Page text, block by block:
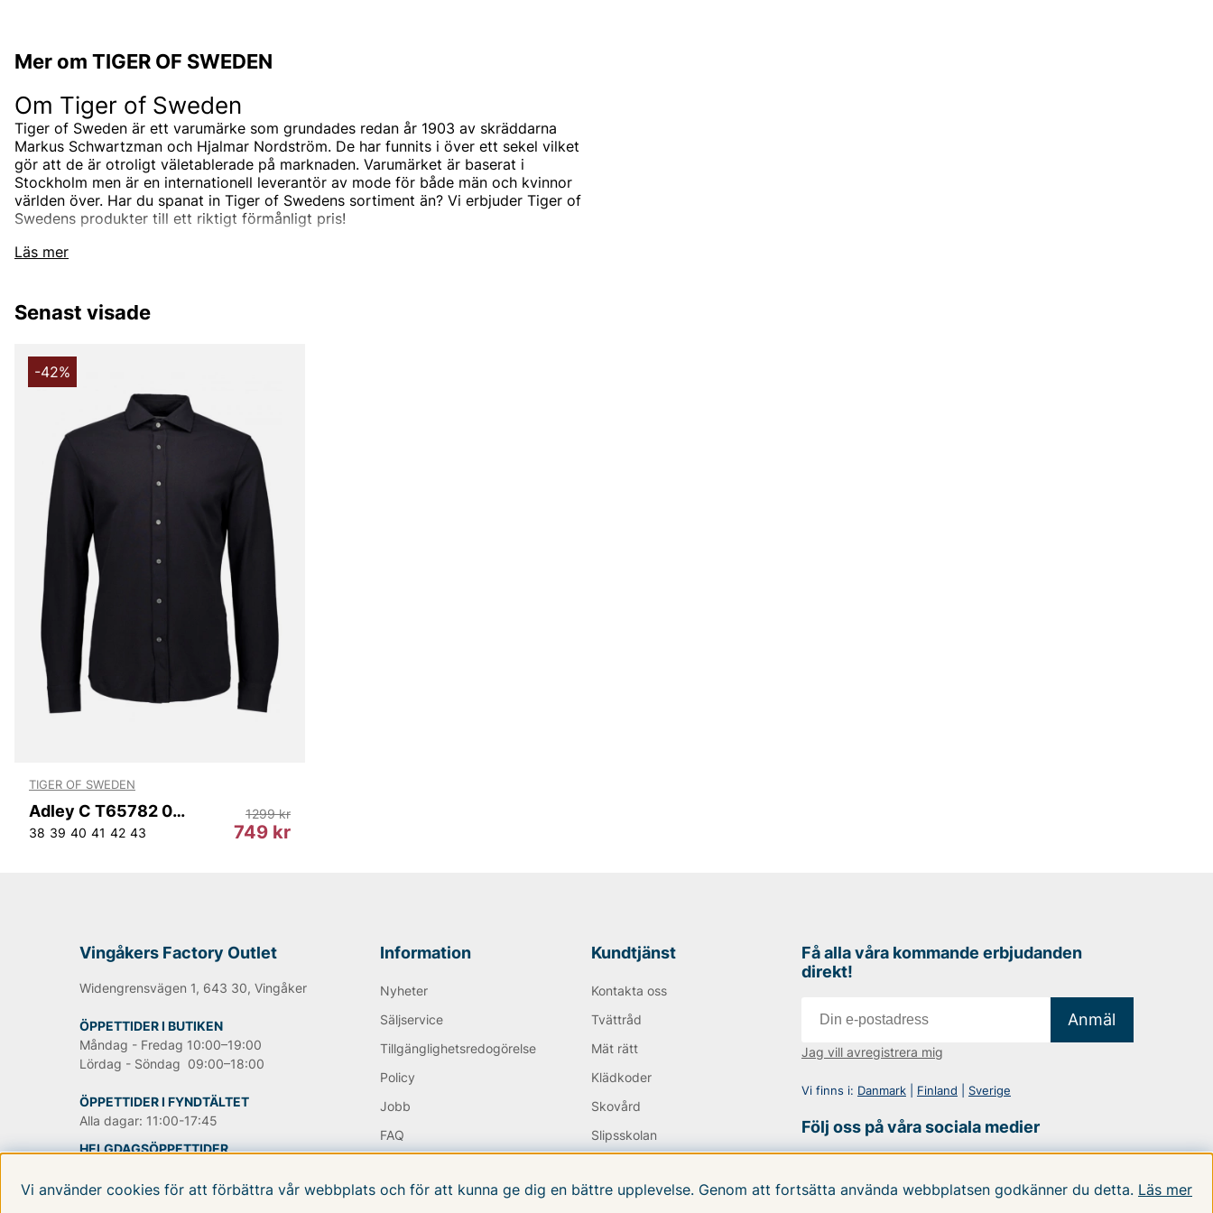
Mer om TIGER OF SWEDEN
Läs mer
Om Tiger of Sweden
Tiger of Sweden är ett varumärke som grundades redan år 1903 av skräddarna
Markus Schwartzman och Hjalmar Nordström. De har funnits i över ett sekel vilket
gör att de är otroligt väletablerade på marknaden. Varumärket är baserat i
Stockholm men är en internationell leverantör av mode för både män och kvinnor
världen över. Har du spanat in Tiger of Swedens sortiment än? Vi erbjuder Tiger of
Swedens produkter till ett riktigt förmånligt pris!
Tiger of Swedens sortiment
designas i den Stockholmsbaserade studion men de samarbetar också med de
Under åren har produktutbudet breddats och speciellt utbudet för män. Idag kan du
hitta både Tiger of Sweden herrskjortor och Tiger of Sweden herrtröjor. De
klassiska jackorna är också väldigt populära, speciellt Tiger of Swedens rockar för
herr och skinnjackor för herr.
Varumärket är också ett go-to-brand när man är ute efter kostymer eller kavajer,
både för dam och herr. Med sin minimalistiska design, exklusiva material och
perfekta passform kan du vara säker på att du får en kostym som är tidlös som du
kan använda i flera år framöver. En kostym behöver inte betyda jobb eller festlig
tillställning, Tiger of Swedens kostymer och kavajer kan du såklart bära även till
vardags. Bär en kavaj till t.ex. jeans eller ett par avslappnade chinos och upplev
känslan av att vara moderiktig även till vardags.
Tiger of Sweden jeans
Tiger of Swedens herrjeans och herrbyxor är väldigt populära. På vår sida finns ett
brett sortiment av jeans till ett riktigt bra pris, både slimfit såväl som regular och
skinny. Med över 100 år av erfarenhet och kunskap kan Tiger of Sweden ge dig de
där perfekta jeansen som du förmodligen eftersträvar. Jeansen är högkvalitativa i
materialet med en bekväm passform, för vad gillar man inte mer än ett par jeans
som både är snygga men också är otroligt sköna?
tänka på accesoarerna. En viktig detalj är väskan du väljer. Matcha väskan till den
alltid och det tycker vi att alla bör ha i sin basgarderob. I Tiger of Swedens
sortiment hittar du många olika varianter av just svarta väskor, både smidiga
Andra populära varumärken:
Björn Borg
Oscar Jacobson
Senast visade
-42%
TIGER OF SWEDEN
Adley C T65782 050
38 39 40 41 42 43 749 kr
1299 kr
Vingåkers Factory Outlet
Widengrensvägen 1, 643 30, Vingåker
ÖPPETTIDER I BUTIKEN
Måndag - Fredag 10:00–19:00
Lördag - Söndag 09:00–18:00
ÖPPETTIDER I FYNDTÄLTET
Alla dagar: 11:00-17:45
HELGDAGSÖPPETTIDER
TILLGÄNGLIGHETSVERKTYG
Information
Nyheter
Säljservice
Tillgänglighetsredogörelse
Policy
Jobb
FAQ
Kundtjänst
Kontakta oss
Tvättråd
Mät rätt
Klädkoder
Skovård
Slipsskolan
Få alla våra kommande erbjudanden
direkt!
Anmäl
Jag vill avregistrera mig
Vi finns i: Danmark| Finland Sverige
Följ oss på våra sociala medier
Vi använder cookies för att förbättra vår webbplats och för att kunna ge dig en bättre upplevelse. Genom att fortsätta använda webbplatsen godkänner du detta. Läs mer